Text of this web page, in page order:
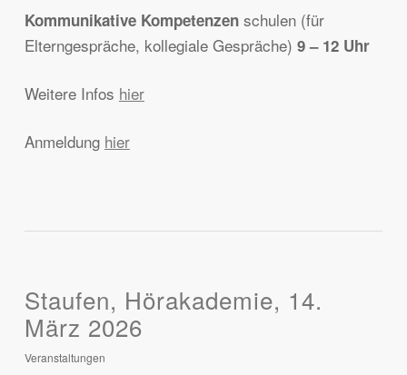
Kommunikative Kompetenzenschulen (für
Elterngespräche, kollegiale Gespräche) 9 – 12 Uhr
Weitere Infos hier
Anmeldung hier
Staufen, Hörakademie, 14.
März 2026
Veranstaltungen